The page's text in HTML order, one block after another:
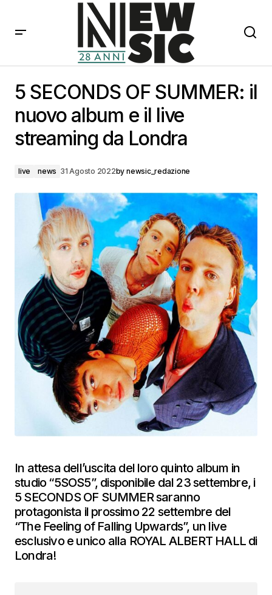
streaming da Londra
5 SECONDS OF SUMMER: il
nuovo album e il live
streaming da Londra
live news 31 Agosto 2022by newsic_redazione
In attesa dell’uscita del loro quinto album in
studio “5SOS5”, disponibile dal 23 settembre, i
5 SECONDS OF SUMMER saranno
protagonista il prossimo 22 settembre del
“The Feeling of Falling Upwards”, un live
esclusivo e unico alla ROYAL ALBERT HALL di
Londra!